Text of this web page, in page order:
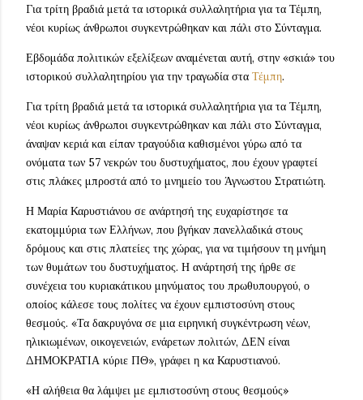
Για τρίτη βραδιά μετά τα ιστορικά συλλαλητήρια για τα Τέμπη,
νέοι κυρίως άνθρωποι συγκεντρώθηκαν και πάλι στο Σύνταγμα.
Εβδομάδα πολιτικών εξελίξεων αναμένεται αυτή, στην «σκιά» του
ιστορικού συλλαλητηρίου για την τραγωδία στα Τέμπη.
Για τρίτη βραδιά μετά τα ιστορικά συλλαλητήρια για τα Τέμπη,
νέοι κυρίως άνθρωποι συγκεντρώθηκαν και πάλι στο Σύνταγμα,
άναψαν κεριά και είπαν τραγούδια καθισμένοι γύρω από τα
ονόματα των 57 νεκρών του δυστυχήματος, που έχουν γραφτεί
στις πλάκες μπροστά από το μνημείο του Άγνωστου Στρατιώτη.
Η Μαρία Καρυστιάνου σε ανάρτησή της ευχαρίστησε τα
εκατομμύρια των Ελλήνων, που βγήκαν πανελλαδικά στους
δρόμους και στις πλατείες της χώρας, για να τιμήσουν τη μνήμη
των θυμάτων του δυστυχήματος. Η ανάρτησή της ήρθε σε
συνέχεια του κυριακάτικου μηνύματος του πρωθυπουργού, ο
οποίος κάλεσε τους πολίτες να έχουν εμπιστοσύνη στους
θεσμούς. «Τα δακρυγόνα σε μια ειρηνική συγκέντρωση νέων,
ηλικιωμένων, οικογενειών, ενάρετων πολιτών, ΔΕΝ είναι
ΔΗΜΟΚΡΑΤΙΑ κύριε ΠΘ», γράφει η κα Καρυστιανού.
«Η αλήθεια θα λάμψει με εμπιστοσύνη στους θεσμούς»